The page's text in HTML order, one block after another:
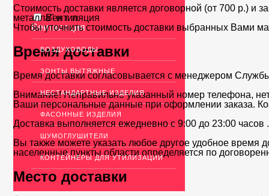
Вентиляция
Вентиляция
ВОЗДУХОВОДЫ
ЗОНТЫ ВЫТЯЖНЫЕ
НЕСТАНДАРТНЫЕ ИЗДЕЛИЯ
ФАСОННЫЕ ИЗДЕЛИЯ
ШУМОГЛУШИТЕЛИ
КОНТЕЙНЕРЫ ДЛЯ УТИЛИЗАЦИИ
Стоимость доставки является договорной (от 700 р.) и
металла" и т. п.
Чтобы уточнить стоимость доставки выбранных Вами
Время доставки
Время доставки согласовывается с менеджером
Внимание! Неправильно указанный номер телефона,
Ваши персональные данные при оформлении заказа.
Доставка выполняется ежедневно с 9:00 до 23:00
Вы также можете указать любое другое удобное время
населенные пункты области определяется по
Место доставки